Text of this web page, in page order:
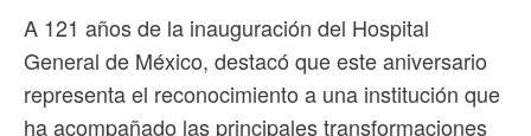
A 121 años de la inauguración del Hospital
General de México, destacó que este aniversario
representa el reconocimiento a una institución que
ha acompañado las principales transformaciones